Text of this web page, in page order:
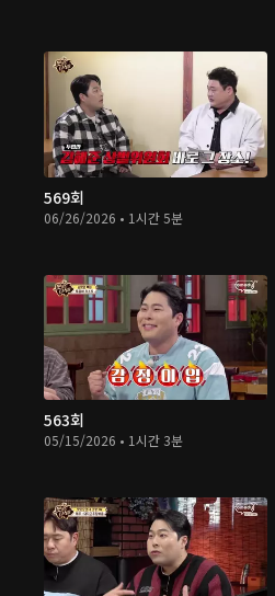
569회
06/26/2026 • 1시간 5분
563회
05/15/2026 • 1시간 3분